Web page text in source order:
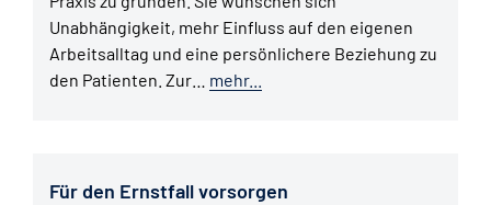
Unabhängigkeit, mehr Einfluss auf den eigenen
Arbeitsalltag und eine persönlichere Beziehung zu
den Patienten. Zur… mehr...
Für den Ernstfall vorsorgen